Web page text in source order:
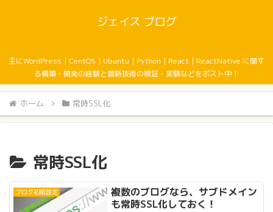
ジェイス ブログ
主にWordPress｜CentOS｜Ubuntu｜Python｜React｜ReactNative に関す
る構築・開発の経験と最新技術の検証・実験などをポスト中！
ホーム 常時SSL化
常時SSL化
ブログ初期設定
複数のブログなら、サブドメイン
も常時SSL化しておく！